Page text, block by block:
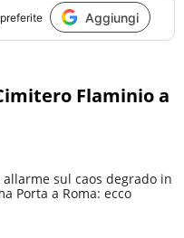
Aggiungi
Flaminio a
sul caos degrado in
Porta a Roma: ecco